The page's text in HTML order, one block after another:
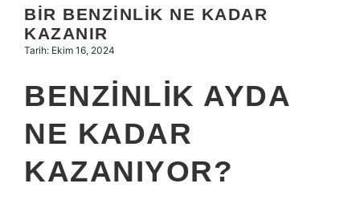
Hakkımızda
BIR BENZINLIK NE KADAR
KAZANIR
Tarih: Ekim 16, 2024
BENZINLIK AYDA
NE KADAR
KAZANIYOR?